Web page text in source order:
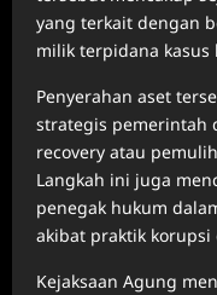
yang terkait dengan
milik terpidana kasus
Penyerahan aset
strategis pemerintah
recovery atau
Langkah ini juga
penegak hukum
akibat praktik korupsi
Kejaksaan Agung